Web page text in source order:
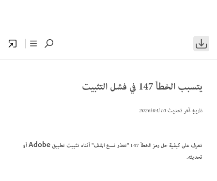
يتسبب الخطأ 147 في فشل التثبيت
تاريخ آخر تحديث10‏/04‏/2026
تعرف على كيفية حل رمز الخطأ 147 "تعذر نسخ الملف" أثناء تثبيت تطبيق Adobe أو
تحديثه.